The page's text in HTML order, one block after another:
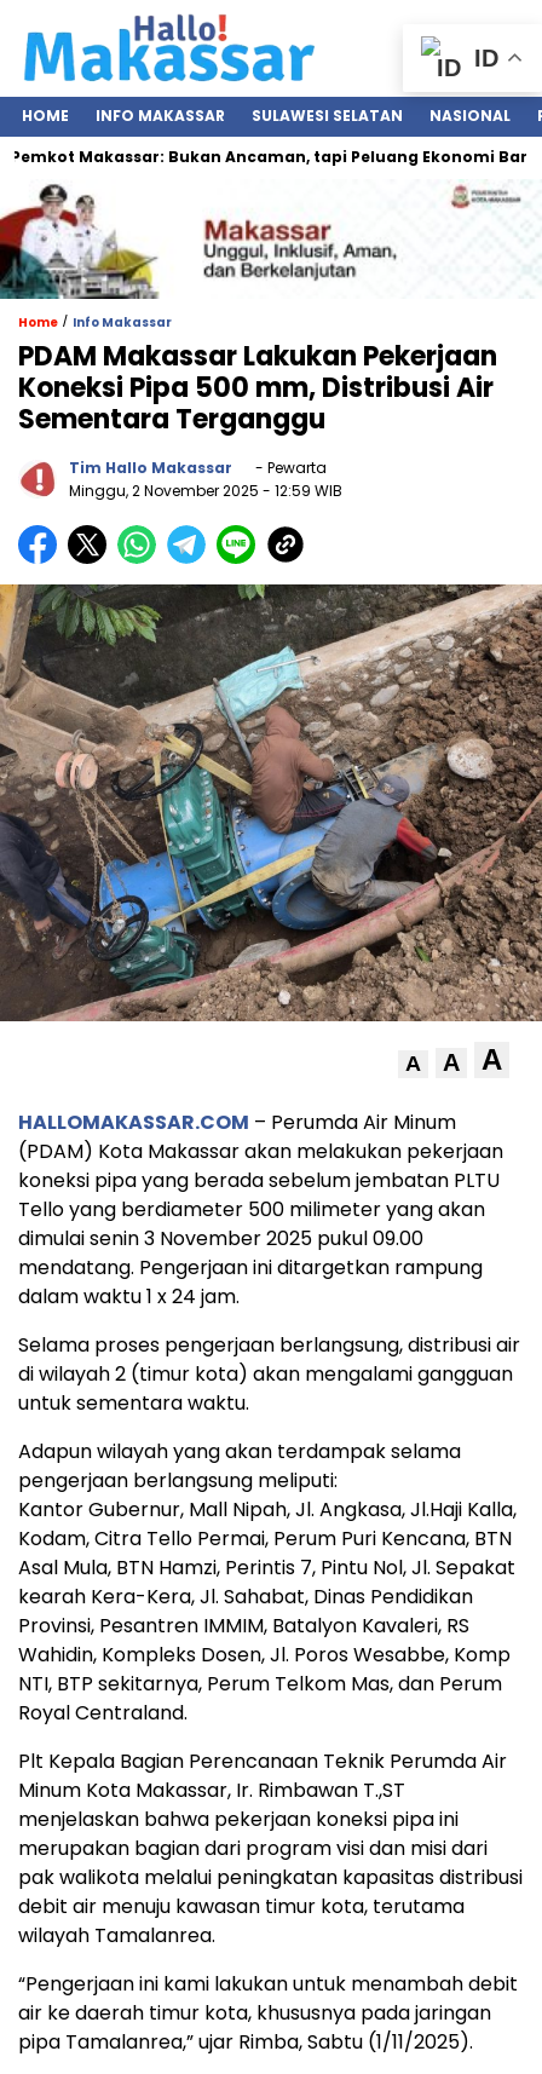
HOME INFO MAKASSAR SULAWESI SELATAN NASIONAL
Makassar: Bukan Ancaman, tapi Peluang Ekonomi Baru
Home / Info Makassar
PDAM Makassar Lakukan Pekerjaan
Koneksi Pipa 500 mm, Distribusi Air
Sementara Terganggu
Tim Hallo Makassar
- Pewarta
Minggu, 2 November 2025 - 12:59 WIB
A A A
HALLOMAKASSAR.COM – Perumda Air Minum
(PDAM) Kota Makassar akan melakukan pekerjaan
koneksi pipa yang berada sebelum jembatan PLTU
Tello yang berdiameter 500 milimeter yang akan
dimulai senin 3 November 2025 pukul 09.00
mendatang. Pengerjaan ini ditargetkan rampung
dalam waktu 1 x 24 jam.
Selama proses pengerjaan berlangsung, distribusi air
di wilayah 2 (timur kota) akan mengalami gangguan
untuk sementara waktu.
Adapun wilayah yang akan terdampak selama
pengerjaan berlangsung meliputi:
Kantor Gubernur, Mall Nipah, Jl. Angkasa, Jl.Haji Kalla,
Kodam, Citra Tello Permai, Perum Puri Kencana, BTN
Asal Mula, BTN Hamzi, Perintis 7, Pintu Nol, Jl. Sepakat
kearah Kera-Kera, Jl. Sahabat, Dinas Pendidikan
Provinsi, Pesantren IMMIM, Batalyon Kavaleri, RS
Wahidin, Kompleks Dosen, Jl. Poros Wesabbe, Komp
NTI, BTP sekitarnya, Perum Telkom Mas, dan Perum
Royal Centraland.
Plt Kepala Bagian Perencanaan Teknik Perumda Air
Minum Kota Makassar, Ir. Rimbawan T.,ST
menjelaskan bahwa pekerjaan koneksi pipa ini
merupakan bagian dari program visi dan misi dari
pak walikota melalui peningkatan kapasitas distribusi
debit air menuju kawasan timur kota, terutama
wilayah Tamalanrea.
“Pengerjaan ini kami lakukan untuk menambah debit
air ke daerah timur kota, khususnya pada jaringan
pipa Tamalanrea,” ujar Rimba, Sabtu (1/11/2025).
ID